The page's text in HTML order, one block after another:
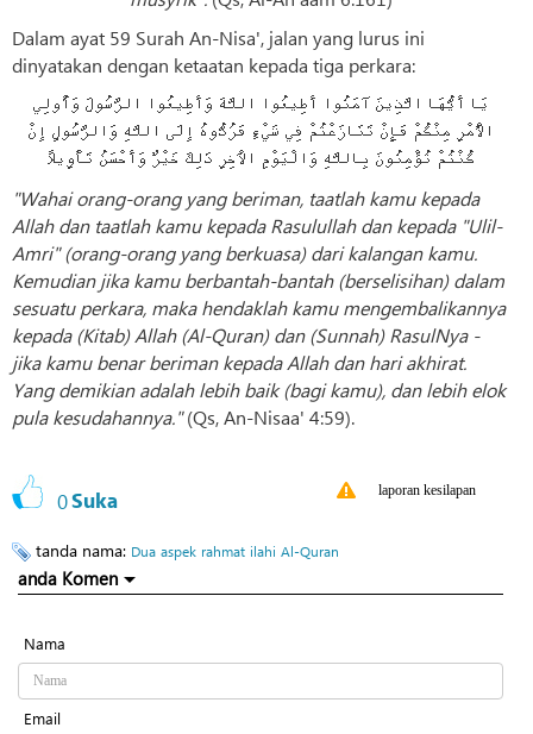
Dalam ayat 59 Surah An-Nisa', jalan yang lurus ini
dinyatakan dengan ketaatan kepada tiga perkara:
يَا أَيُّهَا الَّذِينَ آمَنُوا أَطِيعُوا اللَّهَ وَأَطِيعُوا الرَّسُولَ وَأُولِي
الْأَمْرِ مِنْكُمْ فَإِنْ تَنَازَعْتُمْ فِي شَيْءٍ فَرُدُّوهُ إِلَى اللَّهِ وَالرَّسُولِ إِنْ
كُنْتُمْ تُؤْمِنُونَ بِاللَّهِ وَالْيَوْمِ الْآخِرِ ذَلِكَ خَيْرٌ وَأَحْسَنُ تَأْوِيلًا
"Wahai orang-orang yang beriman, taatlah kamu kepada
Allah dan taatlah kamu kepada Rasulullah dan kepada "Ulil-
Amri" (orang-orang yang berkuasa) dari kalangan kamu.
Kemudian jika kamu berbantah-bantah (berselisihan) dalam
sesuatu perkara, maka hendaklah kamu mengembalikannya
kepada (Kitab) Allah (Al-Quran) dan (Sunnah) RasulNya -
jika kamu benar beriman kepada Allah dan hari akhirat.
Yang demikian adalah lebih baik (bagi kamu), dan lebih elok
pula kesudahannya."(Qs, An-Nisaa' 4:59).
0Suka laporan kesilapan
tanda nama: Dua aspek rahmat ilahi Al-Quran
anda Komen
Nama
Email